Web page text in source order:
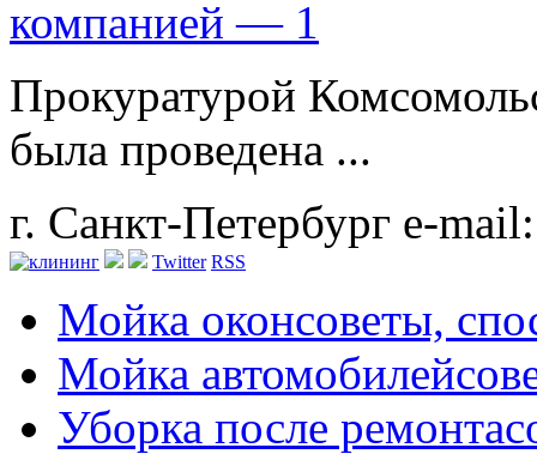
компанией — 1
Прокуратурой
была проведена ...
г. Санкт-Петербург e-
Twitter RSS
Мойка оконсоветы,
Мойка автомобилей
Уборка после ремонта